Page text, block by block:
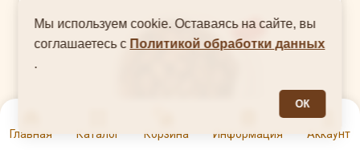
Главная Каталог Корзина Информация Аккаунт
Мы используем cookie. Оставаясь на сайте, вы
соглашаетесь с Политикой обработки данных
.
ОК